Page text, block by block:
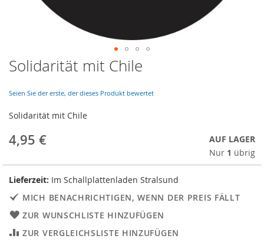
Skip
to
beginning
of
the
images
gallery
Solidarität mit Chile
Seien Sie der erste, der dieses Produkt bewertet
Solidarität mit Chile
4,95 €
AUF LAGER
Nur 1 übrig
Lieferzeit: Im Schallplattenladen Stralsund
MICH BENACHRICHTIGEN, WENN DER PREIS FÄLLT
ZUR WUNSCHLISTE HINZUFÜGEN
ZUR VERGLEICHSLISTE HINZUFÜGEN